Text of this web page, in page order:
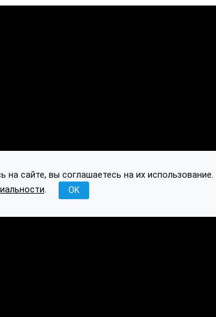
сайте, вы соглашаетесь на их использование.
. OK